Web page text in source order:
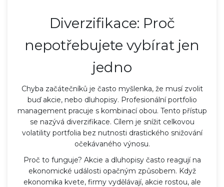
Diverzifikace: Proč
nepotřebujete vybírat jen
jedno
Chyba začátečníků je často myšlenka, že musí zvolit
buď akcie, nebo dluhopisy. Profesionální portfolio
management pracuje s kombinací obou. Tento přístup
se nazývá diverzifikace. Cílem je snížit celkovou
volatility portfolia bez nutnosti drastického snižování
očekávaného výnosu.
Proč to funguje? Akcie a dluhopisy často reagují na
ekonomické události opačným způsobem. Když
ekonomika kvete, firmy vydělávají, akcie rostou, ale